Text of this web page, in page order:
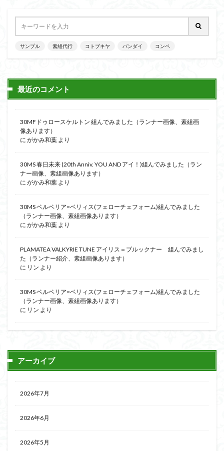
サンプル 素組代行 コトブキヤ バンダイ コンペ
最近のコメント
30MFドゥロースケルトン 組んでみました（ランナー画像、素組画
像あります）
に がかみ和葉 より
30MS 春日未来 (20th Anniv. YOU AND アイ！)組んでみました（ラン
ナー画像、素組画像あります）
に がかみ和葉 より
30MS ベルベリア=ベリィス(フェローチェフォーム)組んでみました
（ランナー画像、素組画像あります）
に がかみ和葉 より
PLAMATEA VALKYRIE TUNE アイリス＝ブルックナー 組んでみまし
た（ランナー紹介、素組画像あります）
に リン より
30MS ベルベリア=ベリィス(フェローチェフォーム)組んでみました
（ランナー画像、素組画像あります）
に リン より
アーカイブ
2026年7月
2026年6月
2026年5月